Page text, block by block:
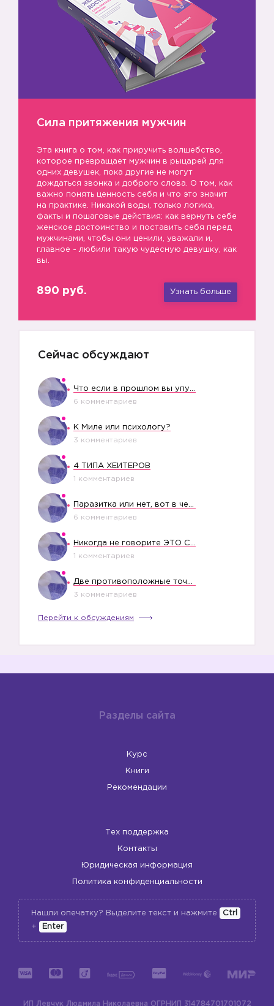
Сила притяжения мужчин
Эта книга о том, как приручить волшебство,
которое превращает мужчин в рыцарей для
одних девушек, пока другие не могут
дождаться звонка и доброго слова. О том, как
важно понять ценность себя и что это значит
на практике. Никакой воды, только логика,
факты и пошаговые действия: как вернуть себе
женское достоинство и поставить себя перед
мужчинами, чтобы они ценили, уважали и,
главное - любили такую чудесную девушку, как
вы.
890 руб. Узнать больше
Сейчас обсуждают
6 комментариев
К Миле или психологу?
3 комментариев
4 ТИПА ХЕЙТЕРОВ
1 комментариев
6 комментариев
1 комментариев
3 комментариев
Перейти к обсуждениям
Разделы сайта
Курс
Книги
Рекомендации
Тех поддержка
Контакты
Юридическая информация
Политика конфиденциальности
Нашли опечатку? Выделите текст и нажмите
Ctrl
+
Enter
ИП Левчук Людмила Николаевна ОГРНИП 314784701701072